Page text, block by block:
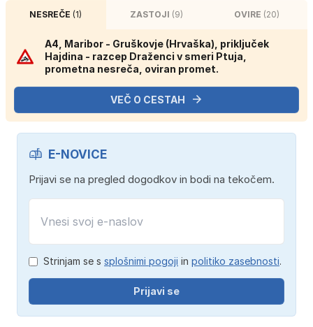
NESREČE(1) ZASTOJI (9) OVIRE (20)
A4, Maribor - Gruškovje (Hrvaška), priključek
Hajdina - razcep Draženci v smeri Ptuja,
prometna nesreča, oviran promet.
VEČ O CESTAH
E-NOVICE
Prijavi se na pregled dogodkov in bodi na tekočem.
Strinjam se s splošnimi pogoji in politiko zasebnosti.
Prijavi se